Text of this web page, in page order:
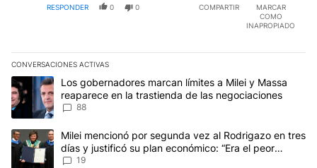
RESPONDER 0 0 COMPARTIR
MARCAR
COMO
INAPROPIADO
CONVERSACIONES ACTIVAS
Este listado muestra los artículos con más comentarios en los
Un artículo de tendencia con el título "Los gobernadores
Los gobernadores marcan límites a Milei y Massa
reaparece en la trastienda de las negociaciones
88
Un artículo de tendencia con el título "Milei mencionó por
Milei mencionó por segunda vez al Rodrigazo en tres
días y justificó su plan económico: “Era el peor
escenario posible”
19